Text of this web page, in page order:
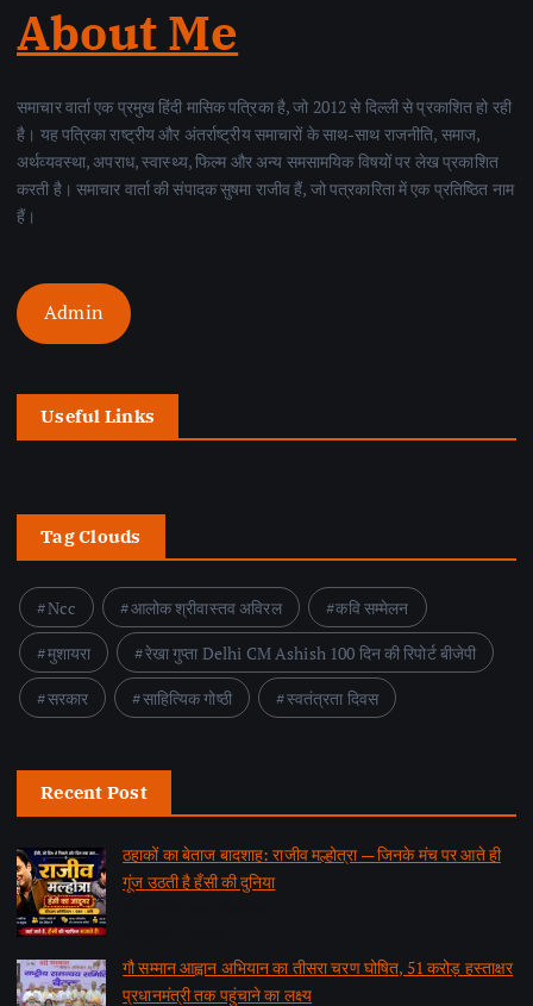
About Me
समाचार वार्ता एक प्रमुख हिंदी मासिक पत्रिका है, जो 2012 से दिल्ली से प्रकाशित हो रही
है। यह पत्रिका राष्ट्रीय और अंतर्राष्ट्रीय समाचारों के साथ-साथ राजनीति, समाज,
अर्थव्यवस्था, अपराध, स्वास्थ्य, फिल्म और अन्य समसामयिक विषयों पर लेख प्रकाशित
करती है। समाचार वार्ता की संपादक सुषमा राजीव हैं, जो पत्रकारिता में एक प्रतिष्ठित नाम
हैं।
Admin
Useful Links
Tag Clouds
Ncc आलोक श्रीवास्तव अविरल
कवि सम्मेलन
मुशायरा
रेखा गुप्ता Delhi CM Ashish 100 दिन की रिपोर्ट बीजेपी
सरकार
साहित्यिक गोष्ठी स्वतंत्रता दिवस
Recent Post
ठहाकों का बेताज बादशाह: राजीव मल्होत्रा — जिनके मंच पर आते ही
गूंज उठती है हँसी की दुनिया
गौ सम्मान आह्वान अभियान का तीसरा चरण घोषित, 51 करोड़ हस्ताक्षर
प्रधानमंत्री तक पहुंचाने का लक्ष्य